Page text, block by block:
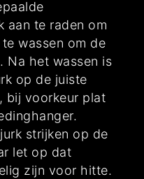
aan te raden om
wassen om de
Na het wassen is
op de juiste
bij voorkeur plat
strijken op de
let op dat
zijn voor hitte.